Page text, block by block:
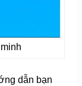
dẫn bạn